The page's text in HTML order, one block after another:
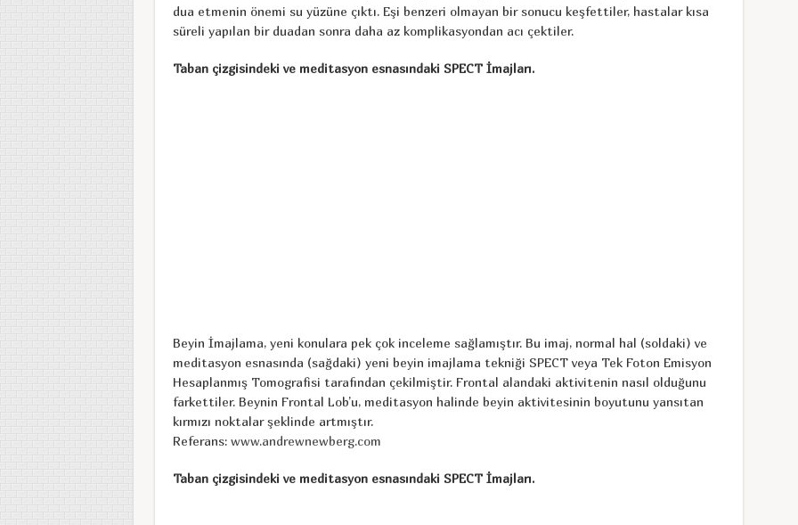
dua etmenin önemi su yüzüne çıktı. Eşi benzeri olmayan bir sonucu keşfettiler, hastalar kısa
süreli yapılan bir duadan sonra daha az komplikasyondan acı çektiler.
Taban çizgisindeki ve meditasyon esnasındaki SPECT İmajları.
Beyin İmajlama, yeni konulara pek çok inceleme sağlamıştır. Bu imaj, normal hal (soldaki) ve
meditasyon esnasında (sağdaki) yeni beyin imajlama tekniği SPECT veya Tek Foton Emisyon
Hesaplanmış Tomografisi tarafından çekilmiştir. Frontal alandaki aktivitenin nasıl olduğunu
farkettiler. Beynin Frontal Lob’u, meditasyon halinde beyin aktivitesinin boyutunu yansıtan
kırmızı noktalar şeklinde artmıştır.
Referans: www.andrewnewberg.com
Taban çizgisindeki ve meditasyon esnasındaki SPECT İmajları.